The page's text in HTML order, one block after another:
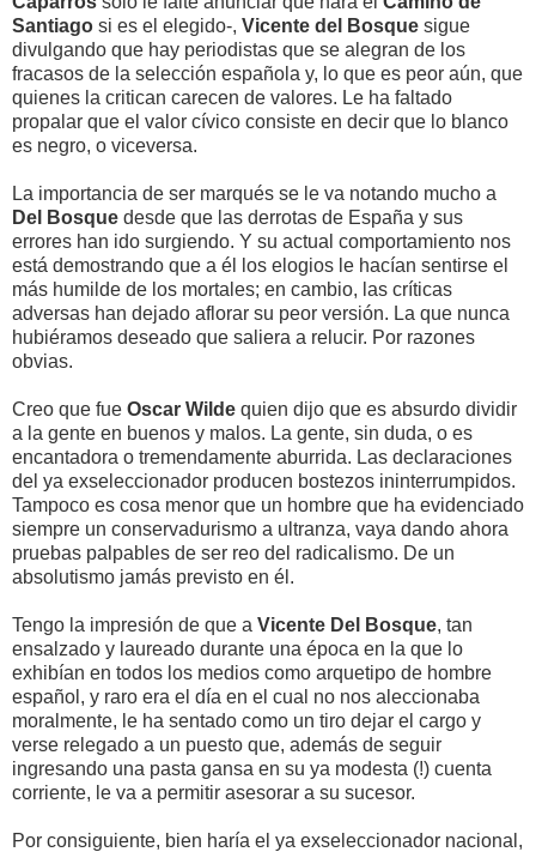
Santiago si es el elegido-, Vicente del Bosque sigue
divulgando que hay periodistas que se alegran de los
fracasos de la selección española y, lo que es peor aún, que
quienes la critican carecen de valores. Le ha faltado
propalar que el valor cívico consiste en decir que lo blanco
es negro, o viceversa.
La importancia de ser marqués se le va notando mucho a
Del Bosque desde que las derrotas de España y sus
errores han ido surgiendo. Y su actual comportamiento nos
está demostrando que a él los elogios le hacían sentirse el
más humilde de los mortales; en cambio, las críticas
adversas han dejado aflorar su peor versión. La que nunca
hubiéramos deseado que saliera a relucir. Por razones
obvias.
Creo que fue Oscar Wilde quien dijo que es absurdo dividir
a la gente en buenos y malos. La gente, sin duda, o es
encantadora o tremendamente aburrida. Las declaraciones
del ya exseleccionador producen bostezos ininterrumpidos.
Tampoco es cosa menor que un hombre que ha evidenciado
siempre un conservadurismo a ultranza, vaya dando ahora
pruebas palpables de ser reo del radicalismo. De un
absolutismo jamás previsto en él.
Tengo la impresión de que a Vicente Del Bosque, tan
ensalzado y laureado durante una época en la que lo
exhibían en todos los medios como arquetipo de hombre
español, y raro era el día en el cual no nos aleccionaba
moralmente, le ha sentado como un tiro dejar el cargo y
verse relegado a un puesto que, además de seguir
ingresando una pasta gansa en su ya modesta (!) cuenta
corriente, le va a permitir asesorar a su sucesor.
Por consiguiente, bien haría el ya exseleccionador nacional,